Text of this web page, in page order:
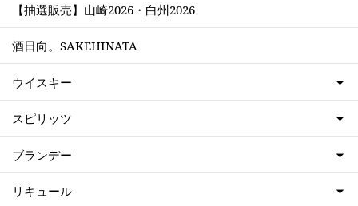
【抽選販売】山崎2026・白州2026
酒日向。SAKEHINATA
ウイスキー
スピリッツ
ブランデー
リキュール